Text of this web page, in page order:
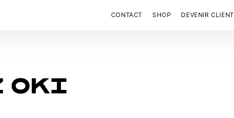
CONTACT SHOP DEVENIR CLIENT
OKI